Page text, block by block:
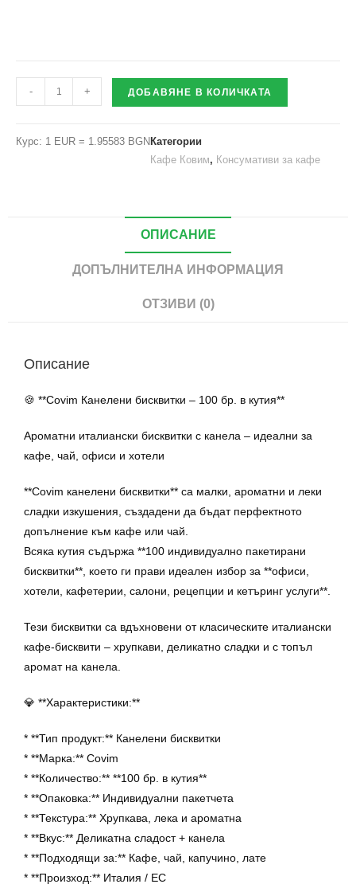
- + ДОБАВЯНЕ В КОЛИЧКАТА
Курс: 1 EUR = 1.95583 BGN Категории
Кафе Ковим, Консумативи за кафе
ОПИСАНИЕ
ДОПЪЛНИТЕЛНА ИНФОРМАЦИЯ
ОТЗИВИ (0)
Описание
🍪 **Covim Канелени бисквитки – 100 бр. в кутия**
Ароматни италиански бисквитки с канела – идеални за
кафе, чай, офиси и хотели
**Covim канелени бисквитки** са малки, ароматни и леки
сладки изкушения, създадени да бъдат перфектното
допълнение към кафе или чай.
Всяка кутия съдържа **100 индивидуално пакетирани
бисквитки**, което ги прави идеален избор за **офиси,
хотели, кафетерии, салони, рецепции и кетъринг услуги**.
Тези бисквитки са вдъхновени от класическите италиански
кафе-бисквити – хрупкави, деликатно сладки и с топъл
аромат на канела.
💎 **Характеристики:**
* **Тип продукт:** Канелени бисквитки
* **Марка:** Covim
* **Количество:** **100 бр. в кутия**
* **Опаковка:** Индивидуални пакетчета
* **Текстура:** Хрупкава, лека и ароматна
* **Вкус:** Деликатна сладост + канела
* **Подходящи за:** Кафе, чай, капучино, лате
* **Произход:** Италия / ЕС